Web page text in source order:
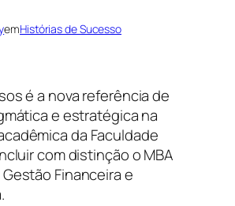
emHistórias de Sucesso
é a nova referência de
e estratégica na
da Faculdade
com distinção o MBA
Financeira e